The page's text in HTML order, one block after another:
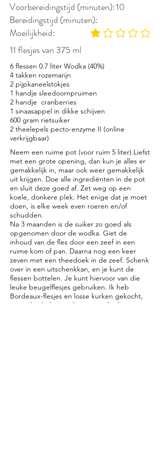
Neem een ruime pot (voor ruim 5 liter).Liefst
met een grote opening, dan kun je alles er
gemakkelijk in, maar ook weer gemakkelijk
uit krijgen. Doe alle ingrediënten in de pot
en sluit deze goed af. Zet weg op een
koele, donkere plek. Het enige dat je moet
doen, is elke week even roeren en/of
schudden.
Na 3 maanden is de suiker zo goed als
opgenomen door de wodka. Giet de
inhoud van de fles door een zeef in een
ruime kom of pan. Daarna nog een keer
zeven met een theedoek in de zeef. Schenk
over in een uitschenkkan, en je kunt de
flessen bottelen. Je kunt hiervoor van die
leuke beugelflesjes gebruiken. Ik heb
Bordeaux-flesjes en losse kurken gekocht,
maar dan heb je wel weer een kurkapparaat
6 flessen 0.7 liter Wodka (40%)
4 takken rozemarijn
2 pijpkaneelstokjes
1 handje sleedoornpruimen
2 handje cranberries
1 sinaasappel in dikke schijven
600 gram rietsuiker
2 theelepels pecto-enzyme II (online
verkrijgbaar)
11 flesjes van 375 ml
gemiddelde waardering
10
Voorbereidingstijd (minuten):
Bereidingstijd (minuten):
Moeilijkheid: